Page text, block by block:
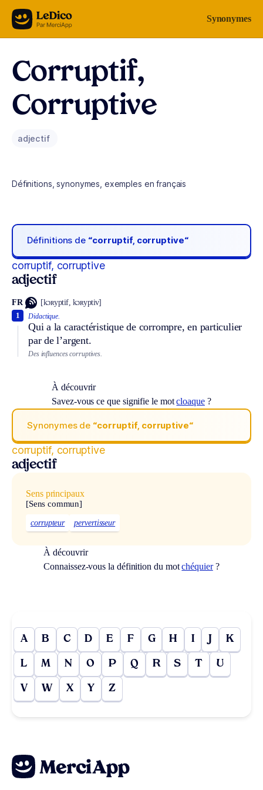
Aller au contenu Synonymes
Corruptif,
Corruptive
adjectif
Définitions, synonymes, exemples en français
Définitions de “corruptif, corruptive“
corruptif, corruptive
adjectif
FR [kɔʀyptif, kɔʀyptiv]
Didactique.
Qui a la caractéristique de corrompre, en particulier
par de l’argent.
1
Des influences corruptives.
À découvrir
Savez-vous ce que signifie le motcloaque?
Synonymes de “corruptif, corruptive“
corruptif, corruptive
adjectif
Sens principaux
[Sens commun]
corrupteur pervertisseur
À découvrir
Connaissez-vous la définition du motchéquier?
A B C D E F G H I J K
L M N O P Q R S T U
V W X Y Z